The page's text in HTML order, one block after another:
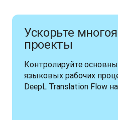
Ускорьте
проекты
Контролируйте
языковых рабочих
DeepL Translation Flow